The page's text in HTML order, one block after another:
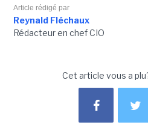
Article rédigé par
Reynald Fléchaux
Rédacteur en chef CIO
Cet article vous a